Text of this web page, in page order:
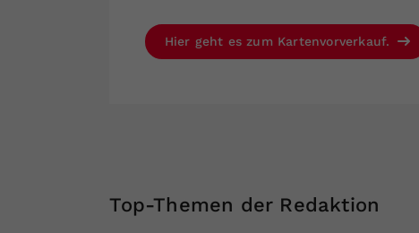
Hier geht es zum Kartenvorverkauf.
Top-Themen der Redaktion